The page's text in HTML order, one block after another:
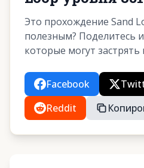
Это прохождение Sand
полезным? Поделитесь
которые могут
Facebook
Reddit